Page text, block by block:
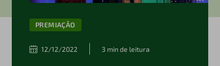
PREMIAÇÃO
12/12/2022 3 min de leitura